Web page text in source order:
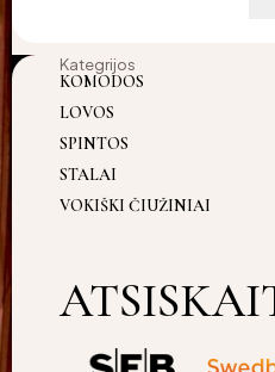
Kategrijos
KOMODOS
LOVOS
SPINTOS
STALAI
VOKIŠKI ČIUŽINIAI